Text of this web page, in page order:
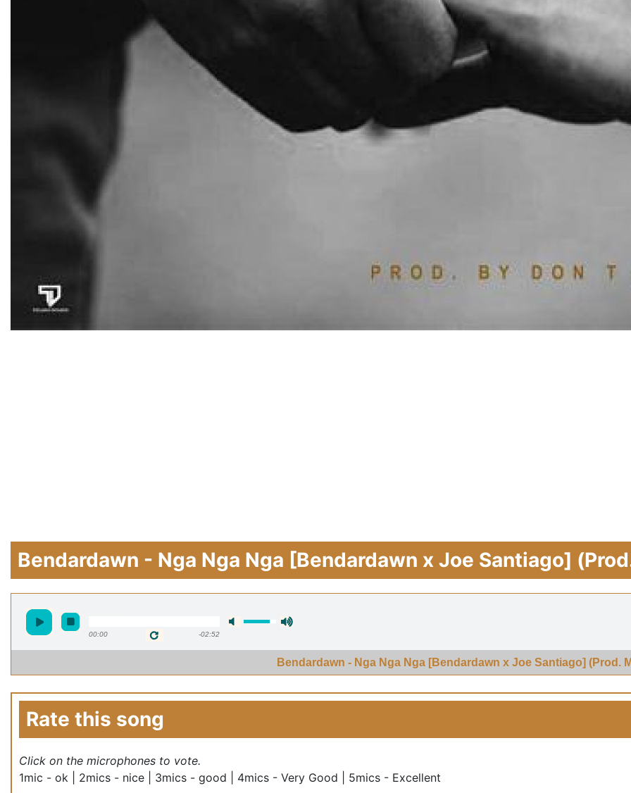
Bendardawn - Nga Nga Nga [Bendardawn x Joe Santiago]
00:00 -02:52
Bendardawn - Nga Nga Nga [Bendardawn x Joe Santiago] (Prod.
Rate this song
Click on the microphones to vote.
1mic - ok | 2mics - nice | 3mics - good | 4mics - Very Good | 5mics - Excellent